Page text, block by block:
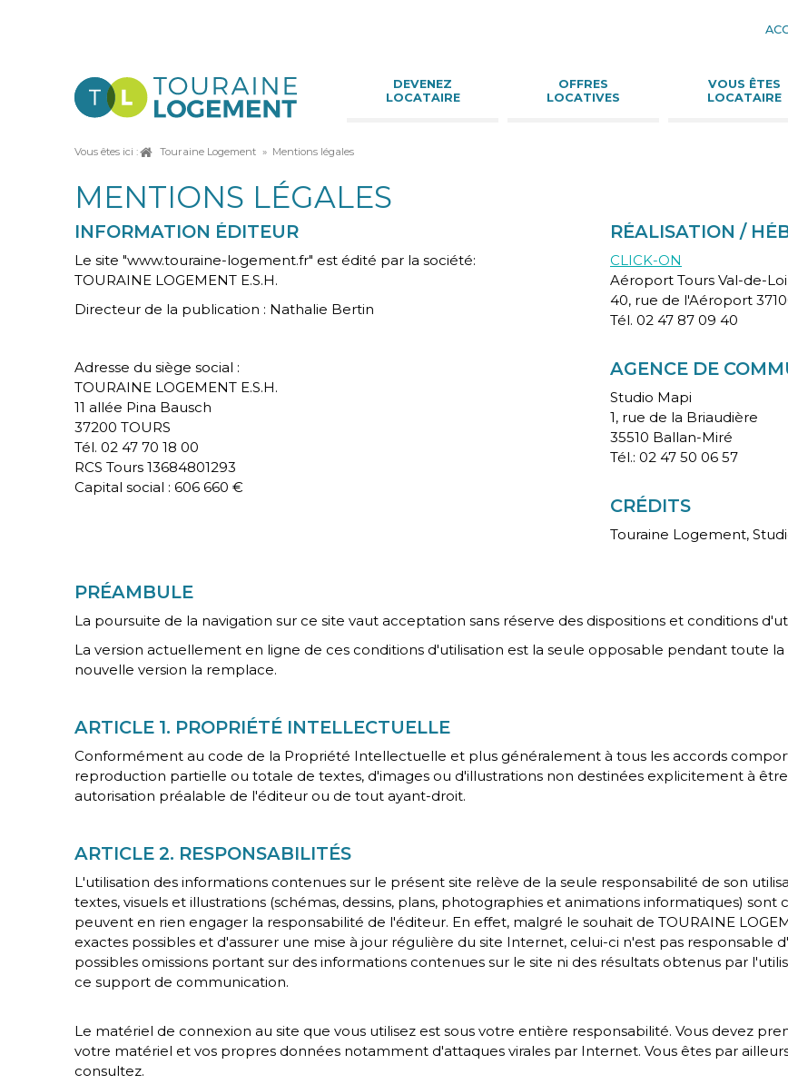
DEVENEZ
LOCATAIRE
OFFRES
LOCATIVES
VOUS ÊTES
LOCATAIRE
Vous êtes ici : Touraine Logement Mentions légales
MENTIONS LÉGALES
INFORMATION ÉDITEUR
Le site "www.touraine-logement.fr" est édité par la société:
TOURAINE LOGEMENT E.S.H.
Directeur de la publication : Nathalie Bertin
Adresse du siège social :
TOURAINE LOGEMENT E.S.H.
11 allée Pina Bausch
37200 TOURS
Tél. 02 47 70 18 00
RCS Tours 13684801293
Capital social : 606 660 €
RÉALISATION /
CLICK-ON
Aéroport Tours Val-de-
40, rue de l'Aéroport
Tél. 02 47 87 09 40
AGENCE DE
Studio Mapi
1, rue de la Briaudière
35510 Ballan-Miré
Tél.: 02 47 50 06 57
CRÉDITS
Touraine Logement,
PRÉAMBULE
La poursuite de la navigation sur ce site vaut acceptation sans réserve des dispositions et conditions
La version actuellement en ligne de ces conditions d'utilisation est la seule opposable pendant toute
nouvelle version la remplace.
ARTICLE 1. PROPRIÉTÉ INTELLECTUELLE
Conformément au code de la Propriété Intellectuelle et plus généralement à tous les accords
reproduction partielle ou totale de textes, d'images ou d'illustrations non destinées explicitement à
autorisation préalable de l'éditeur ou de tout ayant-droit.
ARTICLE 2. RESPONSABILITÉS
L'utilisation des informations contenues sur le présent site relève de la seule responsabilité de son
textes, visuels et illustrations (schémas, dessins, plans, photographies et animations informatiques)
peuvent en rien engager la responsabilité de l'éditeur. En effet, malgré le souhait de TOURAINE
exactes possibles et d'assurer une mise à jour régulière du site Internet, celui-ci n'est pas responsable
possibles omissions portant sur des informations contenues sur le site ni des résultats obtenus par
ce support de communication.
Le matériel de connexion au site que vous utilisez est sous votre entière responsabilité. Vous devez
votre matériel et vos propres données notamment d'attaques virales par Internet. Vous êtes par
consultez.